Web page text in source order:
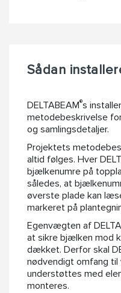
Sådan
DELTABEAM®s
metodebeskrivelse
og samlingsdetaljer.
Projektets
altid følges. Hver
bjælkenumre på
således, at
øverste plade kan
markeret på
Egenvægten af
at sikre bjælken mod
dækket. Derfor skal
nødvendigt omfang
understøttes med
monteres.